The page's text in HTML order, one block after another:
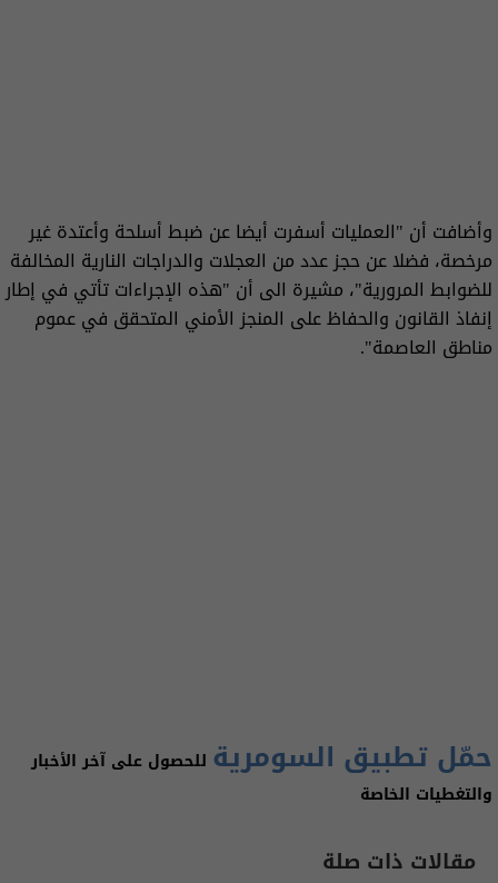
وأضافت أن "العمليات أسفرت أيضا عن ضبط أسلحة وأعتدة غير
مرخصة، فضلا عن حجز عدد من العجلات والدراجات النارية المخالفة
للضوابط المرورية"، مشيرة الى أن "هذه الإجراءات تأتي في إطار
إنفاذ القانون والحفاظ على المنجز الأمني المتحقق في عموم
مناطق العاصمة".
حمّل تطبيق السومرية للحصول على آخر الأخبار
والتغطيات الخاصة
مقالات ذات صلة